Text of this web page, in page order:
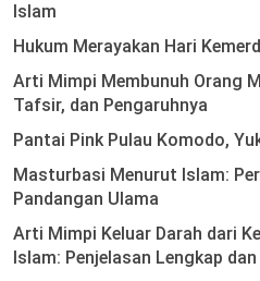
Islam
Hukum Merayakan Hari
Arti Mimpi Membunuh Orang
Tafsir, dan Pengaruhnya
Pantai Pink Pulau Komodo,
Masturbasi Menurut Islam:
Pandangan Ulama
Arti Mimpi Keluar Darah dari
Islam: Penjelasan Lengkap dan